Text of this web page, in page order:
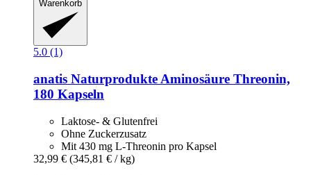
Warenkorb
5.0 (1)
anatis Naturprodukte Aminosäure Threonin,
180 Kapseln
Laktose- & Glutenfrei
Ohne Zuckerzusatz
Mit 430 mg L-Threonin pro Kapsel
32,99 € (345,81 € / kg)